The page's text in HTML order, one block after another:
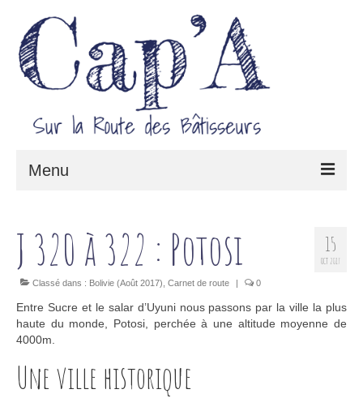
Menu
Architecture & Savoir-faire
Carnet de route
15
OCT 2017
J 320 à 322 : Potosi
Classé dans : Bolivie (Août 2017) Carnet de route | 0
Entre Sucre et le salar d’Uyuni nous passons par la ville la plus
haute du monde, Potosi, perchée à une altitude moyenne de
4000m.
Une ville historique